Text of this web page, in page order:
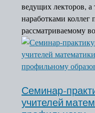
ведущих лекторов, а
наработками коллег
рассматриваемому
Семинар-
учителей